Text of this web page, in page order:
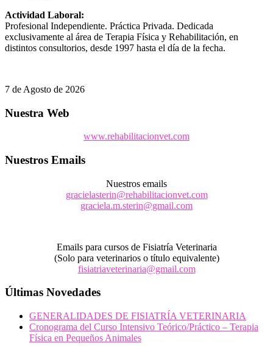
Actividad Laboral:
Profesional Independiente. Práctica Privada. Dedicada
exclusivamente al área de Terapia Física y Rehabilitación, en
distintos consultorios, desde 1997 hasta el día de la fecha.
7 de Agosto de 2026
Nuestra Web
www.rehabilitacionvet.com
Nuestros Emails
Nuestros emails
gracielasterin@rehabilitacionvet.com
graciela.m.sterin@gmail.com
Emails para cursos de Fisiatría Veterinaria
(Solo para veterinarios o título equivalente)
fisiatriaveterinaria@gmail.com
Últimas Novedades
GENERALIDADES DE FISIATRÍA VETERINARIA
Cronograma del Curso Intensivo Teórico/Práctico – Terapia
Física en Pequeños Animales